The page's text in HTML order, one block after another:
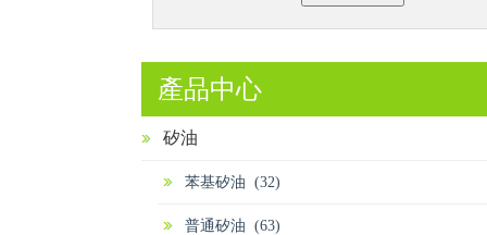
產品中心
矽油
苯基矽油 (32)
普通矽油 (63)